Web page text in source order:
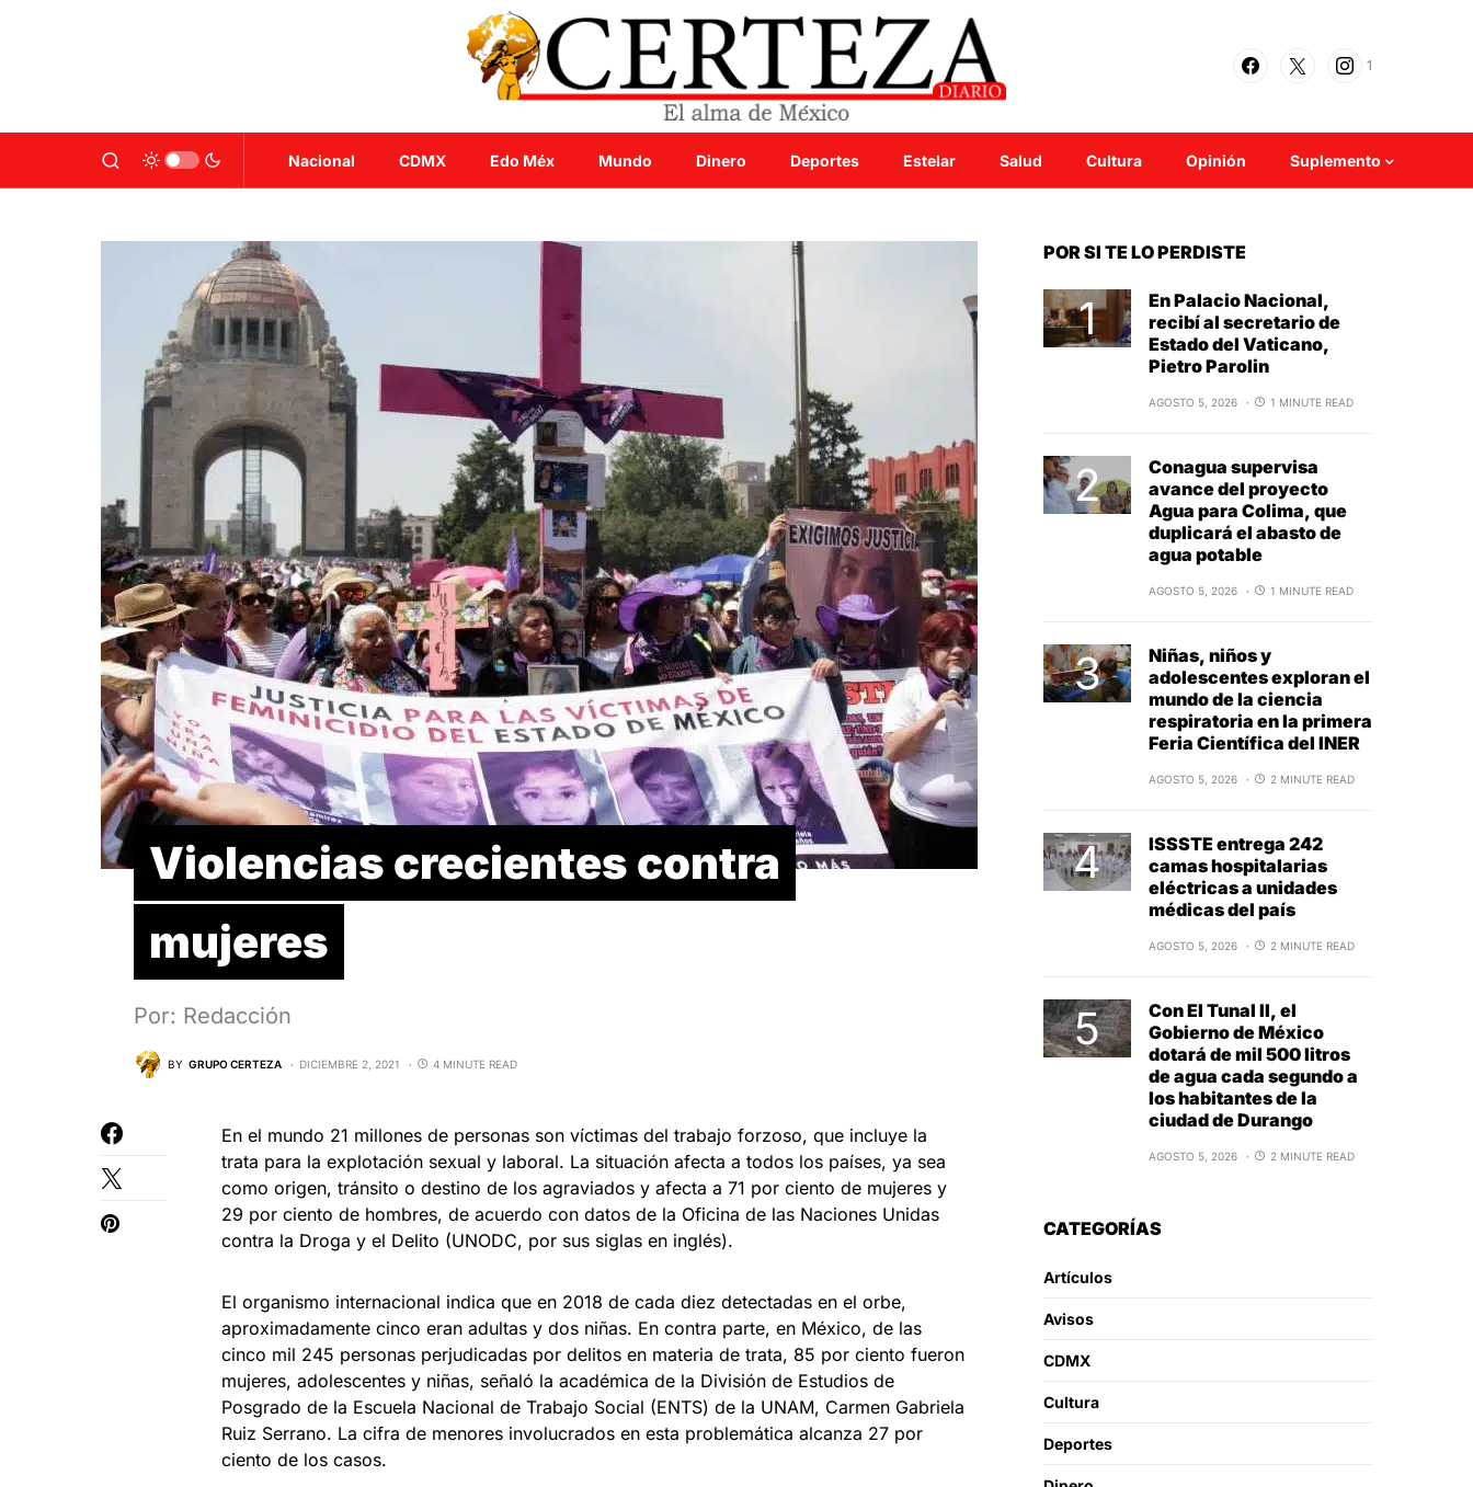
1
Nacional CDMX Edo Méx Mundo Dinero Deportes Estelar Salud Cultura Opinión Suplemento
Violencias crecientes contra
mujeres
Por: Redacción
BY GRUPO CERTEZA DICIEMBRE 2, 2021 4 MINUTE READ
En el mundo 21 millones de personas son víctimas del trabajo forzoso, que incluye la
trata para la explotación sexual y laboral. La situación afecta a todos los países, ya sea
como origen, tránsito o destino de los agraviados y afecta a 71 por ciento de mujeres y
29 por ciento de hombres, de acuerdo con datos de la Oficina de las Naciones Unidas
contra la Droga y el Delito (UNODC, por sus siglas en inglés).
El organismo internacional indica que en 2018 de cada diez detectadas en el orbe,
aproximadamente cinco eran adultas y dos niñas. En contra parte, en México, de las
cinco mil 245 personas perjudicadas por delitos en materia de trata, 85 por ciento fueron
mujeres, adolescentes y niñas, señaló la académica de la División de Estudios de
Posgrado de la Escuela Nacional de Trabajo Social (ENTS) de la UNAM, Carmen Gabriela
Ruiz Serrano. La cifra de menores involucrados en esta problemática alcanza 27 por
ciento de los casos.
POR SI TE LO PERDISTE
En Palacio Nacional,
recibí al secretario de
Estado del Vaticano,
Pietro Parolin
AGOSTO 5, 2026 1 MINUTE READ
Conagua supervisa
avance del proyecto
Agua para Colima, que
duplicará el abasto de
agua potable
AGOSTO 5, 2026 1 MINUTE READ
Niñas, niños y
adolescentes exploran el
mundo de la ciencia
respiratoria en la primera
Feria Científica del INER
AGOSTO 5, 2026 2 MINUTE READ
ISSSTE entrega 242
camas hospitalarias
eléctricas a unidades
médicas del país
AGOSTO 5, 2026 2 MINUTE READ
Con El Tunal II, el
Gobierno de México
dotará de mil 500 litros
de agua cada segundo a
los habitantes de la
ciudad de Durango
AGOSTO 5, 2026 2 MINUTE READ
CATEGORÍAS
Artículos
Avisos
CDMX
Cultura
Deportes